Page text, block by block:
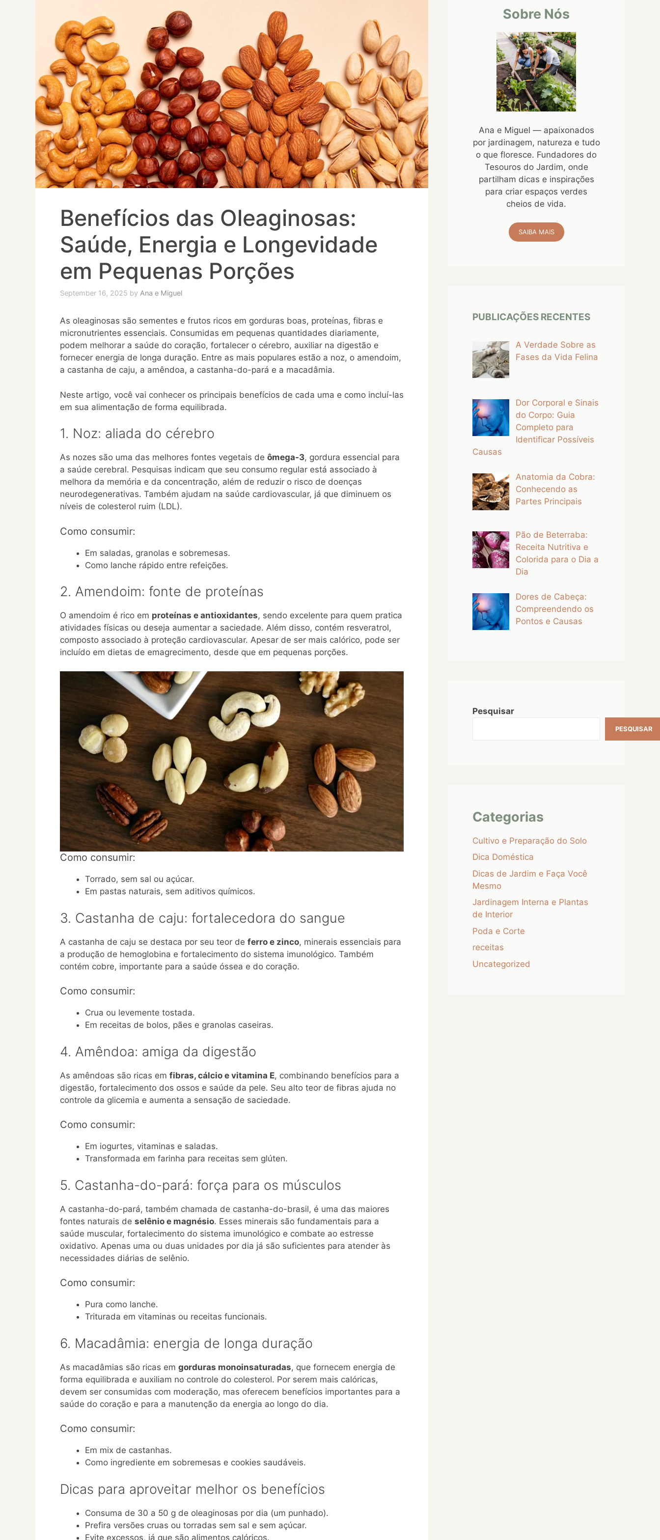
Benefícios das Oleaginosas:
Saúde, Energia e Longevidade
em Pequenas Porções
September 16, 2025 by Ana e Miguel
As oleaginosas são sementes e frutos ricos em gorduras boas, proteínas, fibras e
micronutrientes essenciais. Consumidas em pequenas quantidades diariamente,
podem melhorar a saúde do coração, fortalecer o cérebro, auxiliar na digestão e
fornecer energia de longa duração. Entre as mais populares estão a noz, o amendoim,
a castanha de caju, a amêndoa, a castanha-do-pará e a macadâmia.
Neste artigo, você vai conhecer os principais benefícios de cada uma e como incluí-las
em sua alimentação de forma equilibrada.
1. Noz: aliada do cérebro
As nozes são uma das melhores fontes vegetais de ômega-3, gordura essencial para
a saúde cerebral. Pesquisas indicam que seu consumo regular está associado à
melhora da memória e da concentração, além de reduzir o risco de doenças
neurodegenerativas. Também ajudam na saúde cardiovascular, já que diminuem os
níveis de colesterol ruim (LDL).
Como consumir:
Em saladas, granolas e sobremesas.
Como lanche rápido entre refeições.
2. Amendoim: fonte de proteínas
O amendoim é rico em proteínas e antioxidantes, sendo excelente para quem pratica
atividades físicas ou deseja aumentar a saciedade. Além disso, contém resveratrol,
composto associado à proteção cardiovascular. Apesar de ser mais calórico, pode ser
incluído em dietas de emagrecimento, desde que em pequenas porções.
Como consumir:
Torrado, sem sal ou açúcar.
Em pastas naturais, sem aditivos químicos.
3. Castanha de caju: fortalecedora do sangue
A castanha de caju se destaca por seu teor de ferro e zinco, minerais essenciais para
a produção de hemoglobina e fortalecimento do sistema imunológico. Também
contém cobre, importante para a saúde óssea e do coração.
Como consumir:
Crua ou levemente tostada.
Em receitas de bolos, pães e granolas caseiras.
4. Amêndoa: amiga da digestão
As amêndoas são ricas em fibras, cálcio e vitamina E, combinando benefícios para a
digestão, fortalecimento dos ossos e saúde da pele. Seu alto teor de fibras ajuda no
controle da glicemia e aumenta a sensação de saciedade.
Como consumir:
Em iogurtes, vitaminas e saladas.
Transformada em farinha para receitas sem glúten.
5. Castanha-do-pará: força para os músculos
A castanha-do-pará, também chamada de castanha-do-brasil, é uma das maiores
fontes naturais de selênio e magnésio. Esses minerais são fundamentais para a
saúde muscular, fortalecimento do sistema imunológico e combate ao estresse
oxidativo. Apenas uma ou duas unidades por dia já são suficientes para atender às
necessidades diárias de selênio.
Como consumir:
Pura como lanche.
Triturada em vitaminas ou receitas funcionais.
6. Macadâmia: energia de longa duração
As macadâmias são ricas em gorduras monoinsaturadas, que fornecem energia de
forma equilibrada e auxiliam no controle do colesterol. Por serem mais calóricas,
devem ser consumidas com moderação, mas oferecem benefícios importantes para a
saúde do coração e para a manutenção da energia ao longo do dia.
Como consumir:
Em mix de castanhas.
Como ingrediente em sobremesas e cookies saudáveis.
Dicas para aproveitar melhor os benefícios
Consuma de 30 a 50 g de oleaginosas por dia (um punhado).
Prefira versões cruas ou torradas sem sal e sem açúcar.
Evite excessos, já que são alimentos calóricos.
Sobre Nós
Ana e Miguel — apaixonados
por jardinagem, natureza e tudo
o que floresce. Fundadores do
Tesouros do Jardim, onde
partilham dicas e inspirações
para criar espaços verdes
cheios de vida.
SAIBA MAIS
PUBLICAÇÕES RECENTES
A Verdade Sobre as
Fases da Vida Felina
Dor Corporal e Sinais
do Corpo: Guia
Completo para
Identificar Possíveis
Causas
Anatomia da Cobra:
Conhecendo as
Partes Principais
Pão de Beterraba:
Receita Nutritiva e
Colorida para o Dia a
Dia
Dores de Cabeça:
Compreendendo os
Pontos e Causas
Pesquisar
PESQUISAR
Categorias
Cultivo e Preparação do Solo
Dica Doméstica
Dicas de Jardim e Faça Você
Mesmo
Jardinagem Interna e Plantas
de Interior
Poda e Corte
receitas
Uncategorized